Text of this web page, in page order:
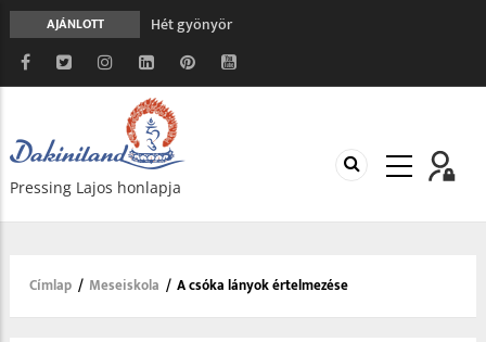
AJÁNLOTT
Hét gyönyör
A gondolatok átalakításának nyolc versszaka
Meghalni teljesen biztonságos
Minden más, mint aminek látszik
Vég nélküli leborulás
Pressing Lajos honlapja
Morzsa
Címlap / Meseiskola / A csóka lányok értelmezése